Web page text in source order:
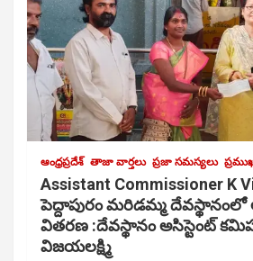
ఆంధ్రప్రదేశ్ తాజా వార్తలు ప్రజా సమస్యలు
Assistant Commissioner K
పెద్దాపురం మరిడమ్మ దేవస్థానంలో
వితరణ :దేవస్థానం అసిస్టెంట్
విజయలక్ష్మి